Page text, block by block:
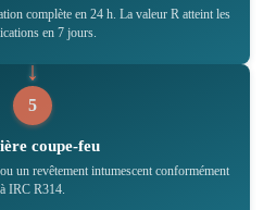
complète en 24 h. La valeur R atteint les
en 7 jours.
5
coupe-feu
un revêtement intumescent conformément
à IRC R314.